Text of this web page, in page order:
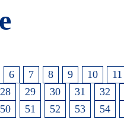
6 7 8 9 10 11
28 29 30 31 32
50 51 52 53 54